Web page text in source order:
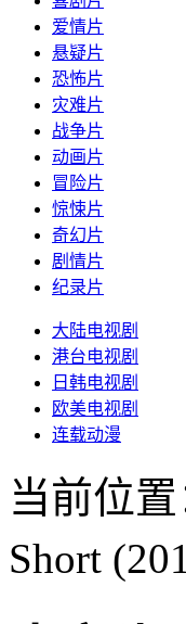
爱情片
悬疑片
恐怖片
灾难片
战争片
动画片
冒险片
惊悚片
奇幻片
剧情片
纪录片
大陆电视剧
港台电视剧
日韩电视剧
欧美电视剧
连载动漫
当前位置
Short